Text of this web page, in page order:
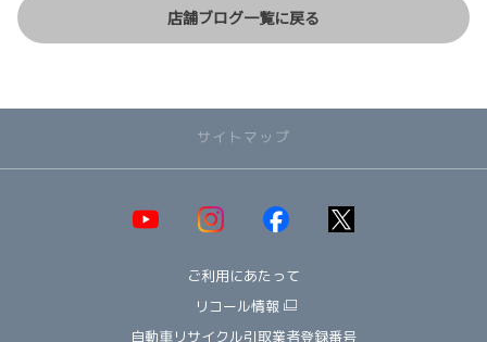
店舗ブログ一覧に戻る
サイトマップ
ウェルキャブ（福祉車両）
ご利用にあたって
リコール情報
自動車リサイクル引取業者登録番号